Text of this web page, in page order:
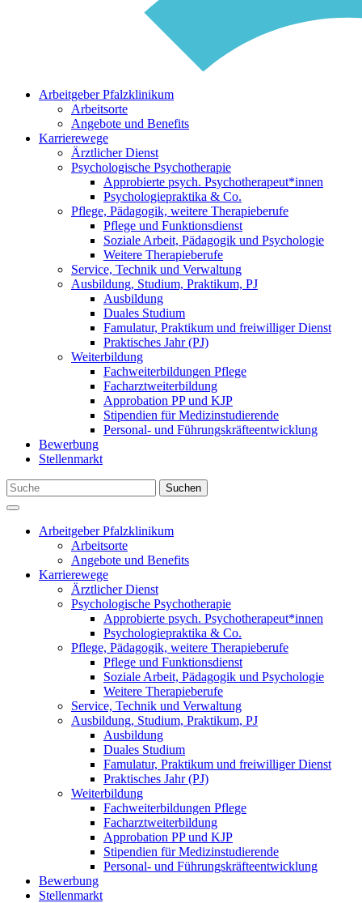
Arbeitgeber Pfalzklinikum
Arbeitsorte
Angebote und Benefits
Karrierewege
Ärztlicher Dienst
Psychologische Psychotherapie
Approbierte psych. Psychotherapeut*innen
Psychologiepraktika & Co.
Pflege, Pädagogik, weitere Therapieberufe
Pflege und Funktionsdienst
Soziale Arbeit, Pädagogik und Psychologie
Weitere Therapieberufe
Service, Technik und Verwaltung
Ausbildung, Studium, Praktikum, PJ
Ausbildung
Duales Studium
Famulatur, Praktikum und freiwilliger Dienst
Praktisches Jahr (PJ)
Weiterbildung
Fachweiterbildungen Pflege
Facharztweiterbildung
Approbation PP und KJP
Stipendien für Medizinstudierende
Personal- und Führungskräfteentwicklung
Bewerbung
Stellenmarkt
Suchen
Arbeitgeber Pfalzklinikum
Arbeitsorte
Angebote und Benefits
Karrierewege
Ärztlicher Dienst
Psychologische Psychotherapie
Approbierte psych. Psychotherapeut*innen
Psychologiepraktika & Co.
Pflege, Pädagogik, weitere Therapieberufe
Pflege und Funktionsdienst
Soziale Arbeit, Pädagogik und Psychologie
Weitere Therapieberufe
Service, Technik und Verwaltung
Ausbildung, Studium, Praktikum, PJ
Ausbildung
Duales Studium
Famulatur, Praktikum und freiwilliger Dienst
Praktisches Jahr (PJ)
Weiterbildung
Fachweiterbildungen Pflege
Facharztweiterbildung
Approbation PP und KJP
Stipendien für Medizinstudierende
Personal- und Führungskräfteentwicklung
Bewerbung
Stellenmarkt